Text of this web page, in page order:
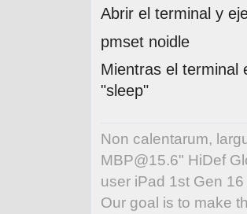
Abrir el terminal y
pmset noidle
Mientras el terminal
"sleep"
Non calentarum,
MBP@15.6" HiDef
user iPad 1st Gen 16
Our goal is to make